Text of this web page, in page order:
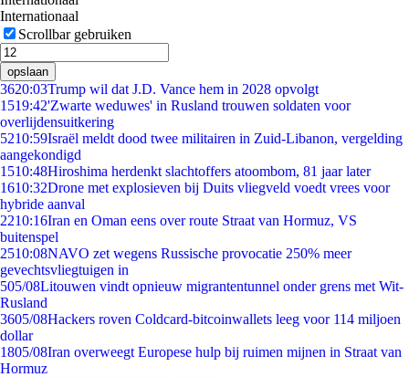
Internationaal
Scrollbar gebruiken
opslaan
3620:03Trump wil dat J.D. Vance hem in 2028 opvolgt
1519:42'Zwarte weduwes' in Rusland trouwen soldaten voor
overlijdensuitkering
5210:59Israël meldt dood twee militairen in Zuid-Libanon, vergelding
aangekondigd
1510:48Hiroshima herdenkt slachtoffers atoombom, 81 jaar later
1610:32Drone met explosieven bij Duits vliegveld voedt vrees voor
hybride aanval
2210:16Iran en Oman eens over route Straat van Hormuz, VS
buitenspel
2510:08NAVO zet wegens Russische provocatie 250% meer
gevechtsvliegtuigen in
505/08Litouwen vindt opnieuw migrantentunnel onder grens met Wit-
Rusland
3605/08Hackers roven Coldcard-bitcoinwallets leeg voor 114 miljoen
dollar
1805/08Iran overweegt Europese hulp bij ruimen mijnen in Straat van
Hormuz